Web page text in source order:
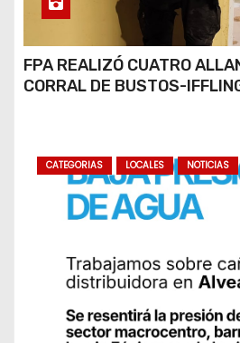
FPA REALIZÓ CUATRO
CORRAL DE BUSTOS-
CATEGORIAS LOCALES NOTICIAS